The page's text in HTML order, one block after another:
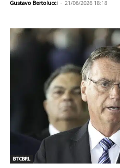
Gustavo Bertolucci - 21/06/2026 18:18
BTCBRL